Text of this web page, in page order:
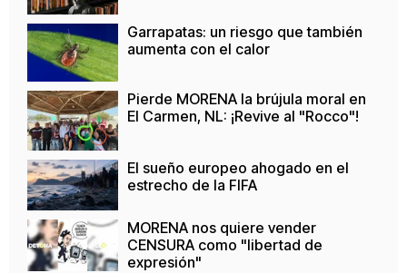
Garrapatas: un riesgo que también
aumenta con el calor
Pierde MORENA la brújula moral en
El Carmen, NL: ¡Revive al "Rocco"!
El sueño europeo ahogado en el
estrecho de la FIFA
MORENA nos quiere vender
CENSURA como "libertad de
expresión"